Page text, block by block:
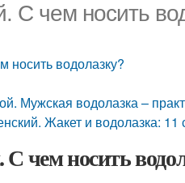
С чем носить
носить водолазку?
Мужская водолазка –
Жакет и водолазка:
чем носить